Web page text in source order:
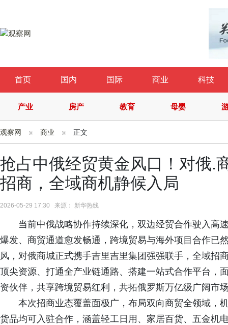
首页 国内 国际 商业 科技
产业 房产 教育 母婴
观察网 商业 正文
抢占中俄经贸黄金风口！对俄.
招商，全域商机静候入局
2026-05-29 17:30 来源： 新华热线
当前中俄战略协作持续深化，双边经贸合作驶入高
爆发、商贸通道愈发畅通，跨境贸易与海外项目合作已
风，对俄商城正式携手吉里吉里集团强强联手，全域招
顶尖资源、打通全产业链通路、搭建一站式合作平台，
资伙伴，共享跨境贸易红利，共拓俄罗斯万亿级广阔市
本次招商业态覆盖面极广，布局双向商贸全领域，
货品均可入驻合作，涵盖轻工日用、家居百货、五金机